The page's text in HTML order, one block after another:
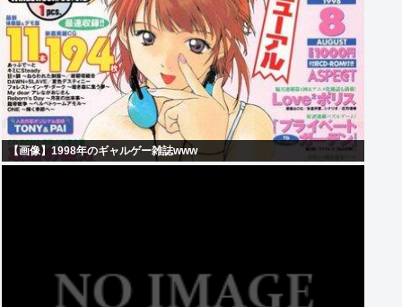
【画像】1998年のギャルゲー雑誌www